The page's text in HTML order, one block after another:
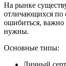
На рынке
отличающихся по
ошибиться,
нужны.
Основные типы:
Личный